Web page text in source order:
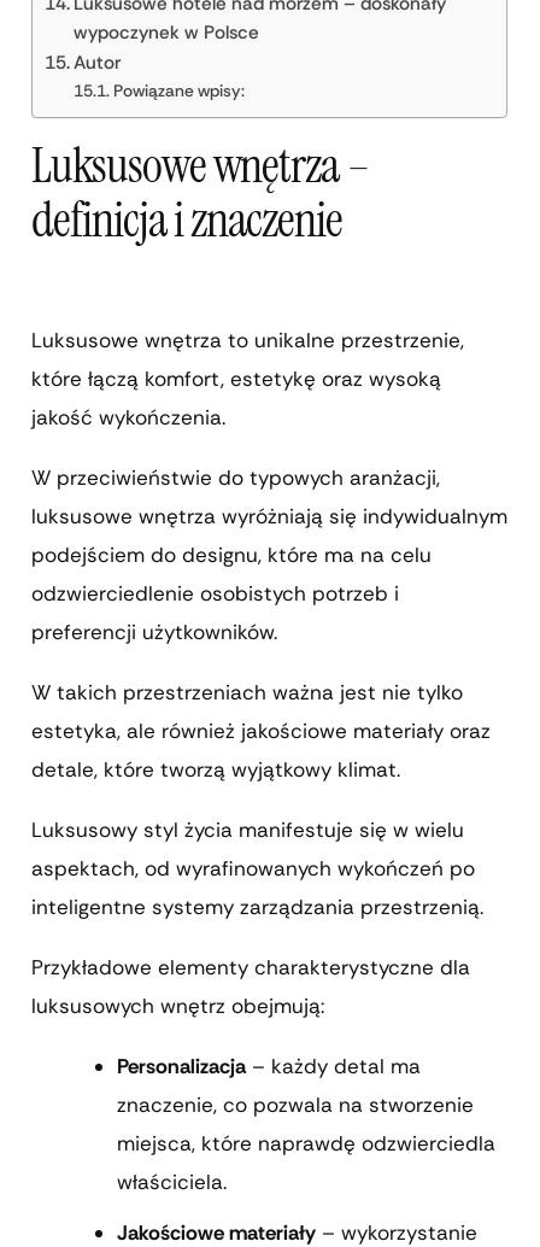
wypoczynek w Polsce
Autor
Powiązane wpisy:
Luksusowe wnętrza –
definicja i znaczenie
Luksusowe wnętrza to unikalne przestrzenie,
które łączą komfort, estetykę oraz wysoką
jakość wykończenia.
W przeciwieństwie do typowych aranżacji,
luksusowe wnętrza wyróżniają się indywidualnym
podejściem do designu, które ma na celu
odzwierciedlenie osobistych potrzeb i
preferencji użytkowników.
W takich przestrzeniach ważna jest nie tylko
estetyka, ale również jakościowe materiały oraz
detale, które tworzą wyjątkowy klimat.
Luksusowy styl życia manifestuje się w wielu
aspektach, od wyrafinowanych wykończeń po
inteligentne systemy zarządzania przestrzenią.
Przykładowe elementy charakterystyczne dla
luksusowych wnętrz obejmują:
Personalizacja– każdy detal ma
znaczenie, co pozwala na stworzenie
miejsca, które naprawdę odzwierciedla
właściciela.
Jakościowe materiały – wykorzystanie